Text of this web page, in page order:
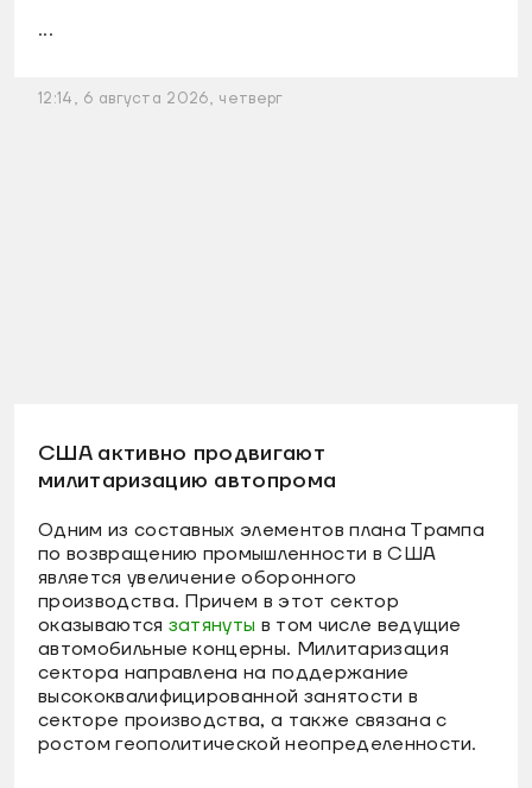
...
12:14, 6 августа 2026, четверг
США активно продвигают
милитаризацию автопрома
Одним из составных элементов плана Трампа
по возвращению промышленности в США
является увеличение оборонного
производства. Причем в этот сектор
оказываются затянуты в том числе ведущие
автомобильные концерны. Милитаризация
сектора направлена на поддержание
высококвалифицированной занятости в
секторе производства, а также связана с
ростом геополитической неопределенности.